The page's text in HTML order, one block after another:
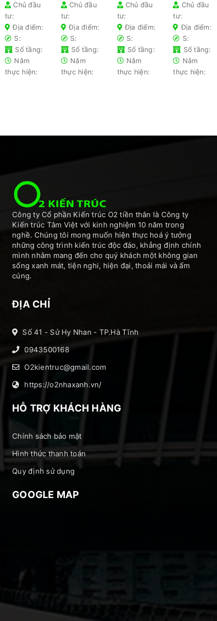
cho từng
loại nhà
phổ biến-
Kiến thức
không
thể bỏ lỡ
Chủ đầu
tư:
Địa điểm:
S:
Số tầng:
Năm
thực hiện:
– Hướng
dẫn chi
tiết cho
gia chủ
Chủ đầu
tư:
Địa điểm:
S:
Số tầng:
Năm
thực hiện:
nhà gia
chủ lần
đầu xây
nhà nên
tránh
Chủ đầu
tư:
Địa điểm:
S:
Số tầng:
Năm
thực hiện:
nhanh
chóng
2025 –
Tối ưu chi
phí
Chủ đầu
tư:
Địa điểm:
S:
Số tầng:
Năm
thực hiện:
Công ty Cổ phần Kiến trúc O2 tiền thân là Công ty
Kiến trúc Tâm Việt với kinh nghiệm 10 năm trong
nghề. Chúng tôi mong muốn hiện thực hoá ý tưởng
những công trình kiến trúc độc đáo, khẳng định chính
mình nhằm mang đến cho quý khách một không gian
sống xanh mát, tiện nghi, hiện đại, thoải mái và ấm
cúng.
ĐỊA CHỈ
Số 41 - Sử Hy Nhan - TP.Hà Tĩnh
0943500168
O2kientruc@gmail.com
https://o2nhaxanh.vn/
HỖ TRỢ KHÁCH HÀNG
Chính sách bảo mật
Hình thức thanh toán
Quy định sử dụng
GOOGLE MAP